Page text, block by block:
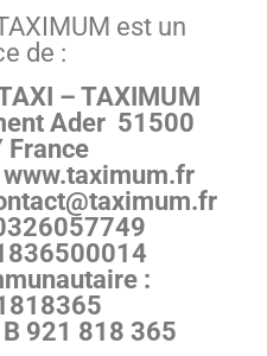
est un
de :
– TAXIMUM
Ader 51500
France
:
B 921 818 365